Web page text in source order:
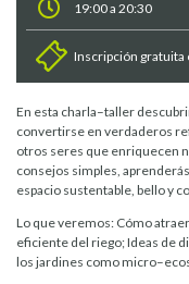
19:00 a 20:30
Inscripción gratuita
En esta charla–taller
convertirse en verdaderos
otros seres que enriquecen
consejos simples,
espacio sustentable, bello y
Lo que veremos: Cómo
eficiente del riego; Ideas de
los jardines como